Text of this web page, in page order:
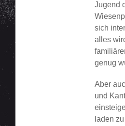
Jugend
sich
alles
genug
Aber
und
laden